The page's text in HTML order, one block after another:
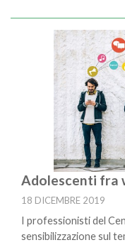
Adolescenti fra
18 DICEMBRE 2019
I professionisti del
sensibilizzazione sul